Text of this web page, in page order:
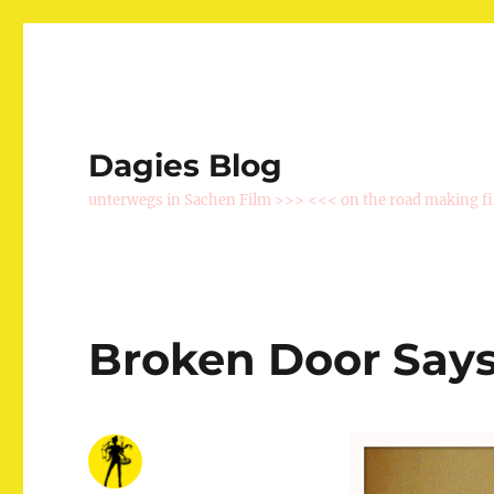
Dagies Blog
unterwegs in Sachen Film >>> <<< on the road making
Broken Door